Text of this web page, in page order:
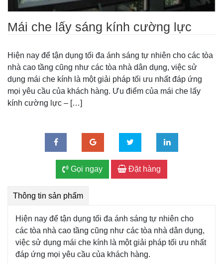
Mái che lấy sáng kính cường lực
Hiện nay để tận dụng tối đa ánh sáng tự nhiên cho các tòa
nhà cao tầng cũng như các tòa nhà dân dụng, việc sử
dụng mái che kính là một giải pháp tối ưu nhất đáp ứng
mọi yêu cầu của khách hàng. Ưu điểm của mái che lấy
kính cường lực – […]
Gọi ngay Đặt hàng
Thông tin sản phẩm
Hiện nay để tận dụng tối đa ánh sáng tự nhiên cho
các tòa nhà cao tầng cũng như các tòa nhà dân dụng,
việc sử dụng mái che kính là một giải pháp tối ưu nhất
đáp ứng mọi yêu cầu của khách hàng.